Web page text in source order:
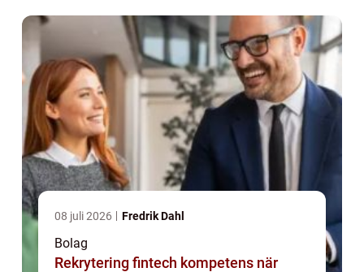
08 juli 2026 Fredrik Dahl
Bolag
Rekrytering fintech kompetens när